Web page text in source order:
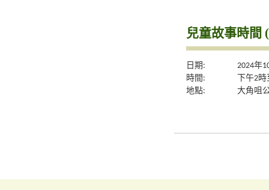
兒童故事時間
日期:
2024年
時間:
下午2
地點:
大角咀